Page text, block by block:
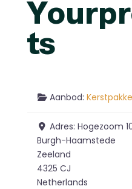
ts
Aanbod:
Adres:Hogezoom
Burgh-Haamstede
Zeeland
4325 CJ
Netherlands